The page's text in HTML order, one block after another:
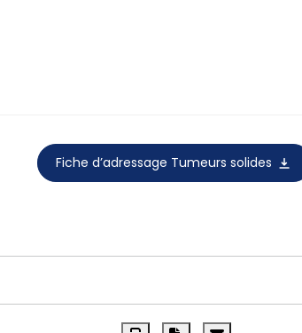
Fiche d’adressage Tumeurs solides